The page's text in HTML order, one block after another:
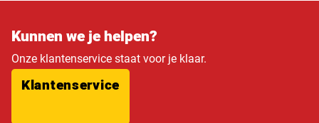
Kunnen we je helpen?
Onze klantenservice staat voor je klaar.
Klantenservice